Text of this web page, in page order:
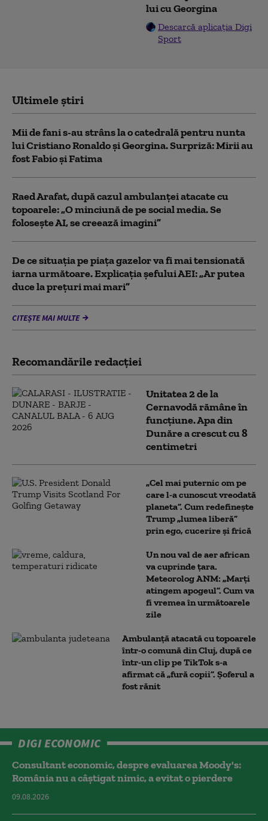
lui cu Georgina
Descarcă aplicația Digi
Sport
Ultimele știri
Mii de fani s-au strâns la o catedrală pentru nunta
lui Cristiano Ronaldo şi Georgina. Surpriză: Mirii au
fost Fabio şi Fatima
Raed Arafat, după cazul ambulanței atacate cu
topoarele: „O minciună de pe social media. Se
folosește AI, se creează imagini”
De ce situaţia pe piaţa gazelor va fi mai tensionată
iarna următoare. Explicația șefului AEI: „Ar putea
duce la preţuri mai mari”
CITEȘTE MAI MULTE
Recomandările redacţiei
Unitatea 2 de la
Cernavodă rămâne în
funcțiune. Apa din
Dunăre a crescut cu 8
centimetri
„Cel mai puternic om pe
care l-a cunoscut vreodată
planeta”. Cum redefinește
Trump „lumea liberă”
prin ego, cucerire și frică
Un nou val de aer african
va cuprinde țara.
Meteorolog ANM: „Marți
atingem apogeul”. Cum va
fi vremea în următoarele
zile
Ambulanţă atacată cu topoarele
într-o comună din Cluj, după ce
într-un clip pe TikTok s-a
afirmat că „fură copii”. Șoferul a
fost rănit
DIGI ECONOMIC
Consultant economic, despre evaluarea Moody's:
România nu a câştigat nimic, a evitat o pierdere
09.08.2026